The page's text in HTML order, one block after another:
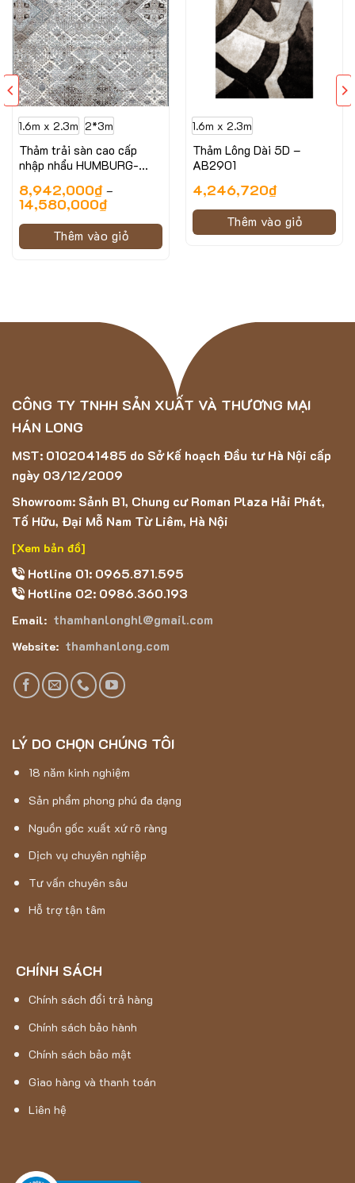
1.6m x 2.3m 2*3m
Thảm trải sàn cao cấp
nhập nhẩu HUMBURG-
8,942,000₫–
14,580,000₫
Thêm vào giỏ
1.6m x 2.3m
Thảm Lông Dài 5D –
AB2901
4,246,720₫
Thêm vào giỏ
CÔNG TY TNHH SẢN XUẤT VÀ THƯƠNG MẠI
HÁN LONG
MST: 0102041485 do Sở Kế hoạch Đầu tư Hà Nội cấp
ngày 03/12/2009
Showroom: Sảnh B1, Chung cư Roman Plaza Hải Phát,
Tố Hữu, Đại Mỗ Nam Từ Liêm, Hà Nội
[Xem bản đồ]
Hotline 01: 0965.871.595
Hotline 02: 0986.360.193
Email: thamhanlonghl@gmail.com
Website: thamhanlong.com
LÝ DO CHỌN CHÚNG TÔI
18 năm kinh nghiệm
Sản phẩm phong phú đa dạng
Nguồn gốc xuất xứ rõ ràng
Dịch vụ chuyên nghiệp
Tư vấn chuyên sâu
Hỗ trợ tận tâm
CHÍNH SÁCH
Chính sách đổi trả hàng
Chính sách bảo hành
Chính sách bảo mật
Giao hàng và thanh toán
Liên hệ